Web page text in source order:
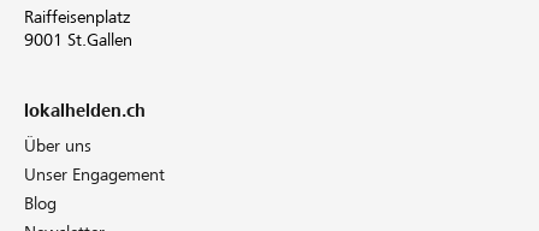
Raiffeisenplatz
9001 St.Gallen
lokalhelden.ch
Über uns
Unser Engagement
Blog